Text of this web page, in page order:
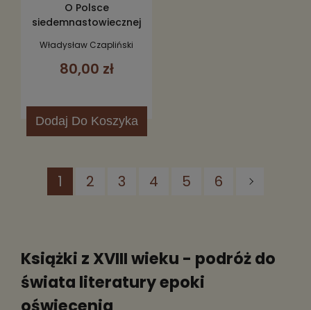
O Polsce
siedemnastowiecznej
Władysław Czapliński
80,00 zł
Dodaj Do Koszyka
1 2 3 4 5 6
Książki z XVIII wieku - podróż do
świata literatury epoki